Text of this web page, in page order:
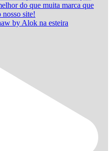
by Alok na esteira